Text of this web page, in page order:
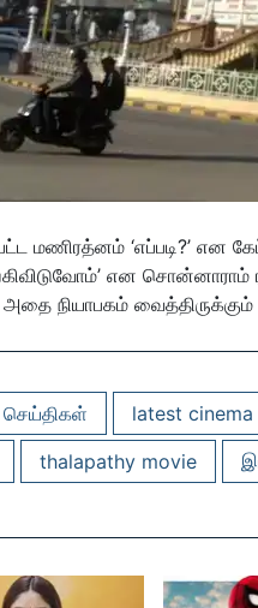
மணிரத்னம் ‘எப்படி?’ என
என சொன்னாராம்
நியாபகம்
செய்திகள் latest cinema
thalapathy movie